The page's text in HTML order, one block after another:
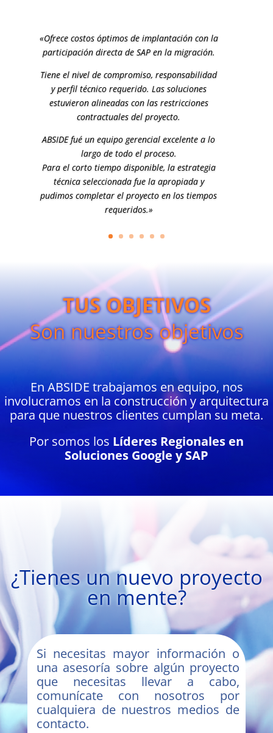
«Es evidente el trabajo en equipo y el
Como siempre debo resaltar la calidad y
puntualidad del seguimiento de nuestra
Service Manager.«
TUS OBJETIVOS
Son nuestros objetivos
En ABSIDE trabajamos en equipo, nos
involucramos en la construcción y arquitectura
para que nuestros clientes cumplan su meta.
Por somos los Líderes Regionales en
Soluciones Google y SAP
¿Tienes un nuevo proyecto
en mente?
Si necesitas mayor información o
una asesoría sobre algún proyecto
que necesitas llevar a cabo,
comunícate con nosotros por
cualquiera de nuestros medios de
contacto.